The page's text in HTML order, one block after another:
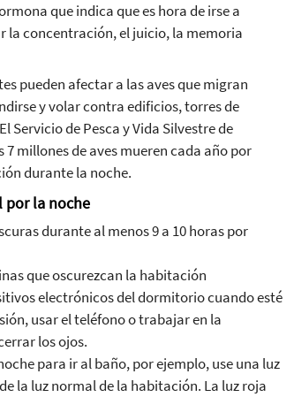
que indica que es hora de irse a
la concentración, el juicio, la memoria
pueden afectar a las aves que migran
y volar contra edificios, torres de
de Pesca y Vida Silvestre de
millones de aves mueren cada año por
durante la noche.
por la noche
durante al menos 9 a 10 horas por
que oscurezcan la habitación
electrónicos del dormitorio cuando esté
usar el teléfono o trabajar en la
los ojos.
para ir al baño, por ejemplo, use una luz
la luz normal de la habitación. La luz roja